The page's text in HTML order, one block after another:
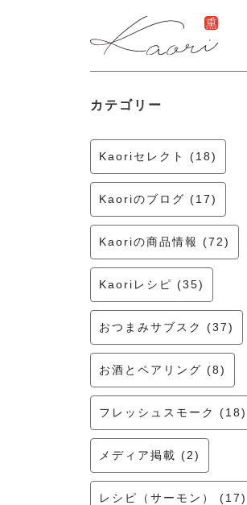
ギフトセット
漢魂（かんたま）
Ocean Rich
ラッピング
特集・期間限定セール
カテゴリー
Kaoriセレクト (18)
Kaoriのブログ (17)
Kaoriの商品情報 (72)
Kaoriレシピ (35)
おつまみサブスク (37)
お酒とペアリング (8)
フレッシュスモーク (18)
メディア掲載 (2)
レシピ（サーモン） (17)